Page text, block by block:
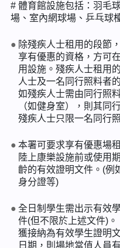
# 體育館設施包括：羽毛
場、室內網球場、乒乓球
除殘疾人士租用的段節
享有優惠的資格，方可
用設施。殘疾人士租用
人士及一名同行照料者
如殘疾人士需由同行照
（如健身室），則其同
殘疾人士只限一名同行
本署可要求享有優惠場
陸上康樂設施前或使用
齡的有效證明文件。(例
身分證等)
全日制學生需出示有效
件(但不限於上述文件)
獲接納為有效學生證明
日期，則場地當值人員